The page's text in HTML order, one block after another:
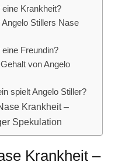
eine Krankheit?
Stillers Nase
eine Freundin?
von Angelo
spielt Angelo Stiller?
Krankheit –
Spekulation
Krankheit –